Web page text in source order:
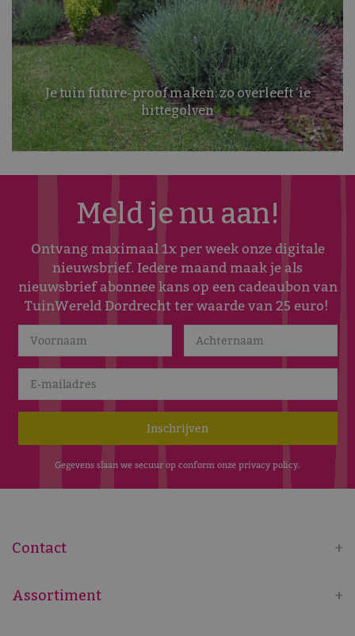
Je tuin future-proof maken: zo overleeft ‘ie
hittegolven
Meld je nu aan!
Ontvang maximaal 1x per week onze digitale
nieuwsbrief. Iedere maand maak je als
nieuwsbrief abonnee kans op een cadeaubon van
TuinWereld Dordrecht ter waarde van 25 euro!
Gegevens slaan we secuur op conform onze privacy policy.
Contact
Assortiment